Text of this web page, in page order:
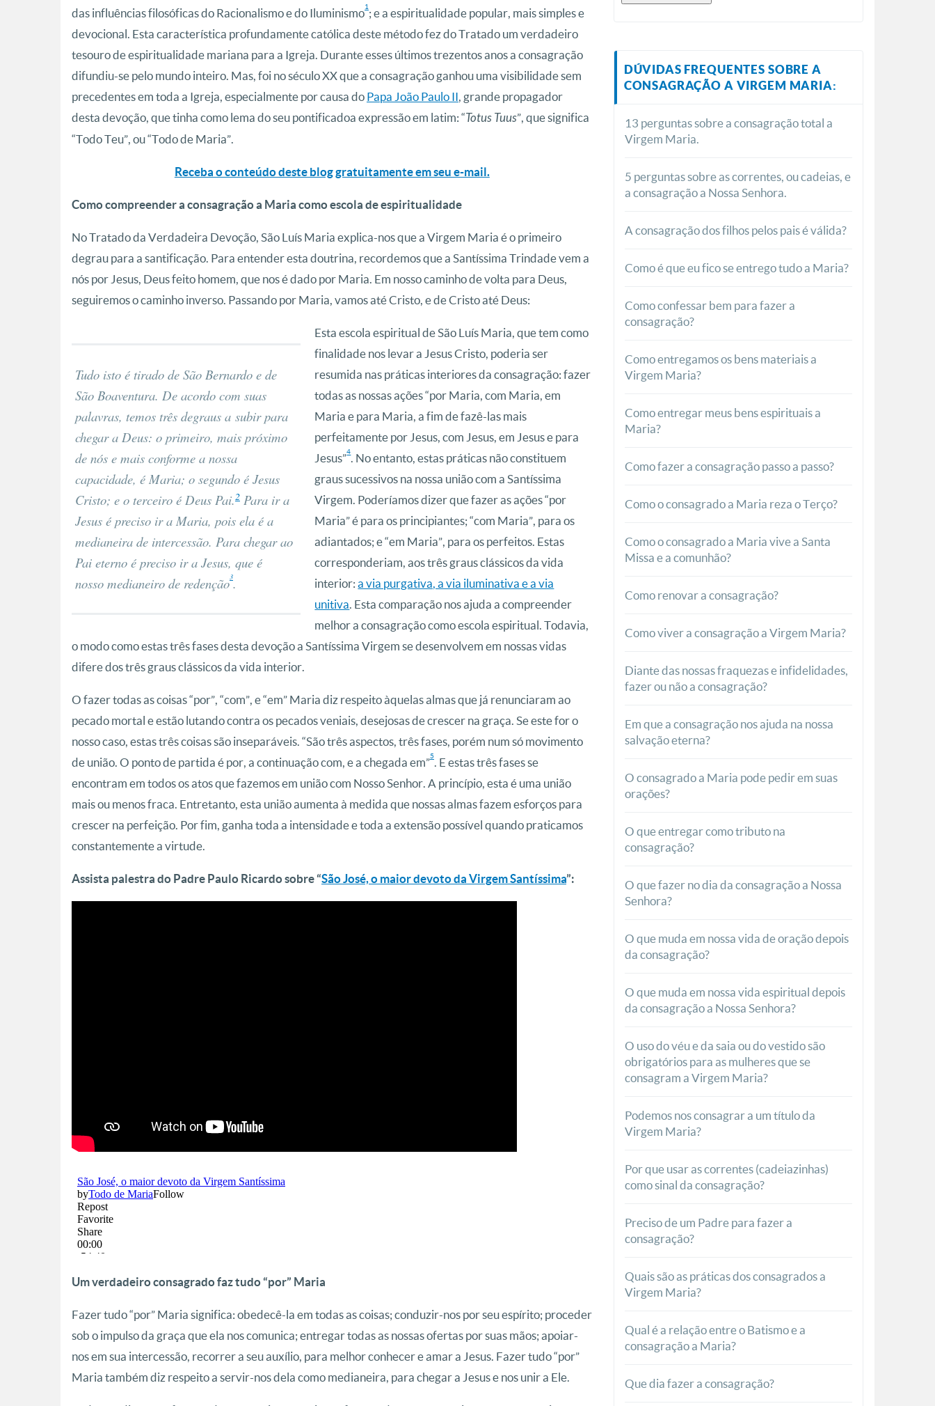
das influências filosóficas do Racionalismo e do Iluminismo1; e a espiritualidade popular, mais simples e
devocional. Esta característica profundamente católica deste método fez do Tratado um verdadeiro
tesouro de espiritualidade mariana para a Igreja. Durante esses últimos trezentos anos a consagração
difundiu-se pelo mundo inteiro. Mas, foi no século XX que a consagração ganhou uma visibilidade sem
precedentes em toda a Igreja, especialmente por causa doPapa João Paulo II, grande propagador
desta devoção, que tinha como lema do seu pontificado a expressão em latim: “Totus Tuus”, que significa
“Todo Teu”, ou “Todo de Maria”.
Receba o conteúdo deste blog gratuitamente em seu e-mail.
Como compreender a consagração a Maria como escola de espiritualidade
No Tratado da Verdadeira Devoção, São Luís Maria explica-nos que a Virgem Maria é o primeiro
degrau para a santificação. Para entender esta doutrina, recordemos que a Santíssima Trindade vem a
nós por Jesus, Deus feito homem, que nos é dado por Maria. Em nosso caminho de volta para Deus,
seguiremos o caminho inverso. Passando por Maria, vamos até Cristo, e de Cristo até Deus:
Tudo isto é tirado de São Bernardo e de
São Boaventura. De acordo com suas
palavras, temos três degraus a subir para
chegar a Deus: o primeiro, mais próximo
de nós e mais conforme a nossa
capacidade, é Maria; o segundo é Jesus
Cristo; e o terceiro é Deus Pai.2 Para ir a
Jesus é preciso ir a Maria, pois ela é a
medianeira de intercessão. Para chegar ao
Pai eterno é preciso ir a Jesus, que é
nosso medianeiro de redenção3.
Esta escola espiritual de São Luís Maria, que tem como
finalidade nos levar a Jesus Cristo, poderia ser
resumida nas práticas interiores da consagração: fazer
todas as nossas ações “por Maria, com Maria, em
Maria e para Maria, a fim de fazê-las mais
perfeitamente por Jesus, com Jesus, em Jesus e para
Jesus”4. No entanto, estas práticas não constituem
graus sucessivos na nossa união com a Santíssima
Virgem. Poderíamos dizer que fazer as ações “por
Maria” é para os principiantes; “com Maria”, para os
adiantados; e “em Maria”, para os perfeitos. Estas
corresponderiam, aos três graus clássicos da vida
interior:a via purgativa, a via iluminativa e a via
unitiva. Esta comparação nos ajuda a compreender
melhor a consagração como escola espiritual. Todavia,
o modo como estas três fases desta devoção a Santíssima Virgem se desenvolvem em nossas vidas
difere dos três graus clássicos da vida interior.
O fazer todas as coisas “por”, “com”, e “em” Maria diz respeito àquelas almas que já renunciaram ao
pecado mortal e estão lutando contra os pecados veniais, desejosas de crescer na graça. Se este for o
nosso caso, estas três coisas são inseparáveis. “São três aspectos, três fases, porém num só movimento
de união. O ponto de partida é por, a continuação com, e a chegada em”5. E estas três fases se
encontram em todos os atos que fazemos em união com Nosso Senhor. A princípio, esta é uma união
mais ou menos fraca. Entretanto, esta união aumenta à medida que nossas almas fazem esforços para
crescer na perfeição. Por fim, ganha toda a intensidade e toda a extensão possível quando praticamos
constantemente a virtude.
Assista palestra do Padre Paulo Ricardo sobre “São José, o maior devoto da Virgem Santíssima”:
Um verdadeiro consagrado faz tudo “por” Maria
Fazer tudo “por” Maria significa: obedecê-la em todas as coisas; conduzir-nos por seu espírito; proceder
sob o impulso da graça que ela nos comunica; entregar todas as nossas ofertas por suas mãos; apoiar-
nos em sua intercessão, recorrer a seu auxílio, para melhor conhecer e amar a Jesus. Fazer tudo “por”
Maria também diz respeito a servir-nos dela como medianeira, para chegar a Jesus e nos unir a Ele.
DÚVIDAS FREQUENTES SOBRE A
CONSAGRAÇÃO A VIRGEM MARIA:
13 perguntas sobre a consagração total a
Virgem Maria.
5 perguntas sobre as correntes, ou cadeias, e
a consagração a Nossa Senhora.
A consagração dos filhos pelos pais é válida?
Como é que eu fico se entrego tudo a Maria?
Como confessar bem para fazer a
consagração?
Como entregamos os bens materiais a
Virgem Maria?
Como entregar meus bens espirituais a
Maria?
Como fazer a consagração passo a passo?
Como o consagrado a Maria reza o Terço?
Como o consagrado a Maria vive a Santa
Missa e a comunhão?
Como renovar a consagração?
Como viver a consagração a Virgem Maria?
Diante das nossas fraquezas e infidelidades,
fazer ou não a consagração?
Em que a consagração nos ajuda na nossa
salvação eterna?
O consagrado a Maria pode pedir em suas
orações?
O que entregar como tributo na
consagração?
O que fazer no dia da consagração a Nossa
Senhora?
O que muda em nossa vida de oração depois
da consagração?
O que muda em nossa vida espiritual depois
da consagração a Nossa Senhora?
O uso do véu e da saia ou do vestido são
obrigatórios para as mulheres que se
consagram a Virgem Maria?
Podemos nos consagrar a um título da
Virgem Maria?
Por que usar as correntes (cadeiazinhas)
como sinal da consagração?
Preciso de um Padre para fazer a
consagração?
Quais são as práticas dos consagrados a
Virgem Maria?
Qual é a relação entre o Batismo e a
consagração a Maria?
Que dia fazer a consagração?